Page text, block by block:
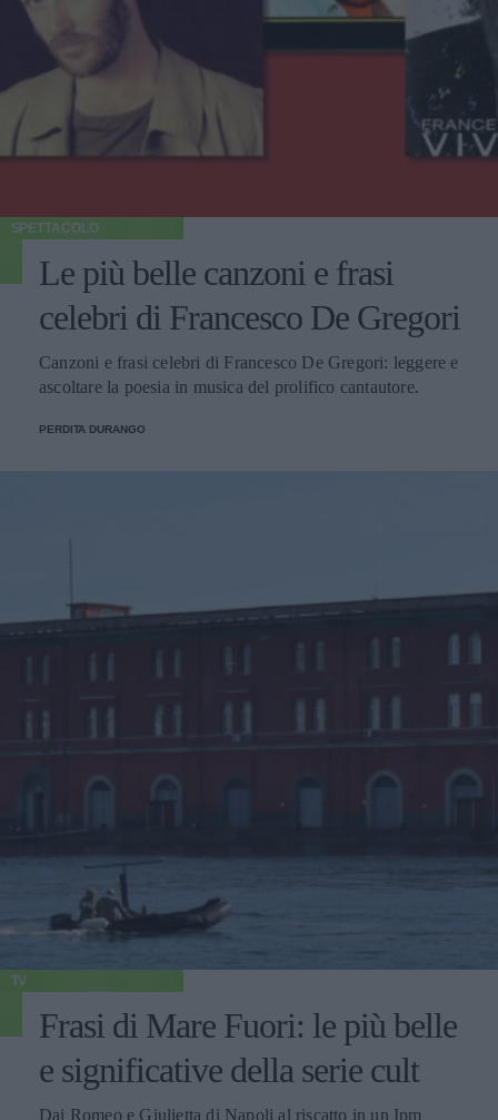
SPETTACOLO
Le più belle canzoni e frasi
celebri di Francesco De Gregori
Canzoni e frasi celebri di Francesco De Gregori: leggere e
ascoltare la poesia in musica del prolifico cantautore.
PERDITA DURANGO
TV
Frasi di Mare Fuori: le più belle
e significative della serie cult
Dai Romeo e Giulietta di Napoli al riscatto in un Ipm